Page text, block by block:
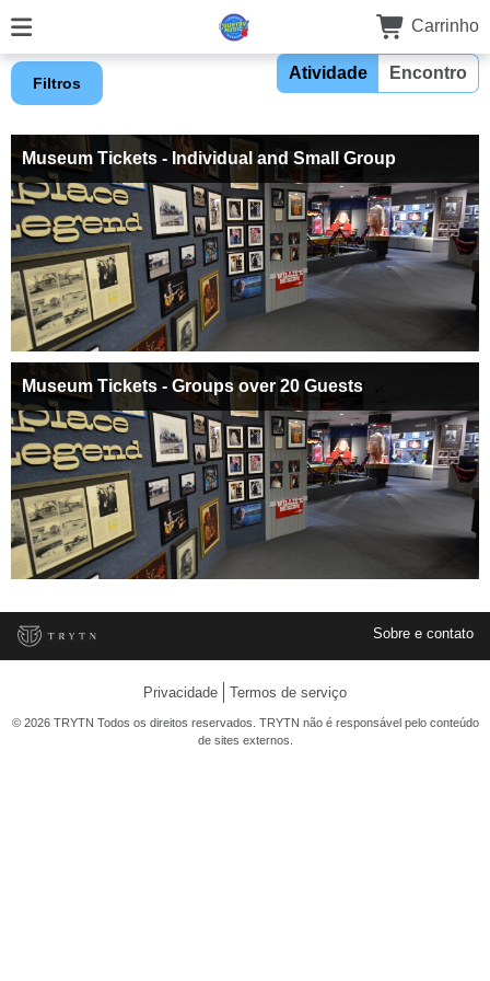
Carrinho
Filtros
Atividade Encontro
Museum Tickets - Individual and Small Group
Museum Tickets - Groups over 20 Guests
Sobre e contato
Privacidade Termos de serviço
© 2026 TRYTN Todos os direitos reservados. TRYTN não é responsável pelo conteúdo
de sites externos.